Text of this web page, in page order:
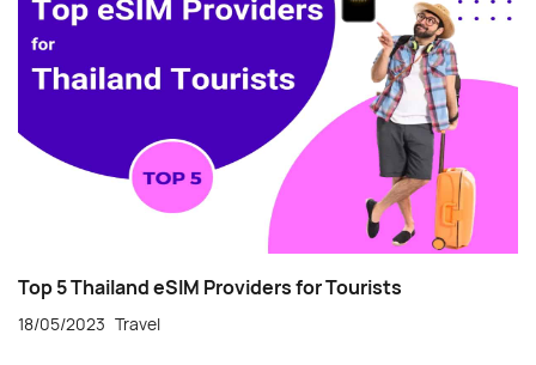
Top 5 Thailand eSIM Providers for Tourists
18/05/2023 Travel